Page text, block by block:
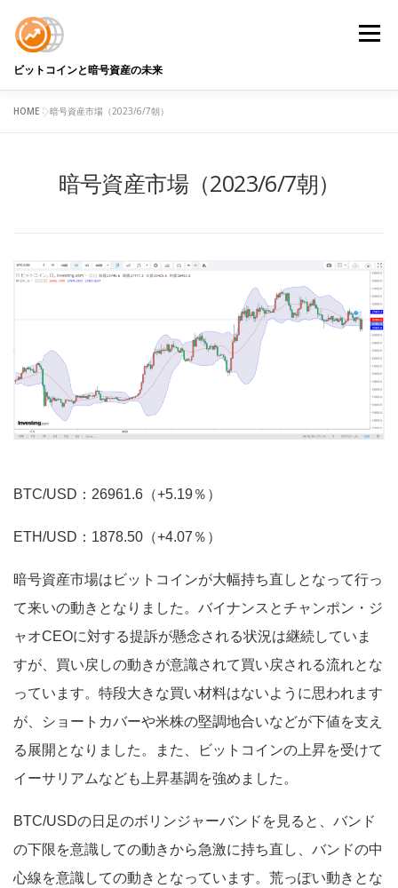
ツ
ビットコインと暗号資産の未来
メニュ
HOME >暗号資産市場（2023/6/7朝）
暗号資産市場（2023/6/7朝）
BTC/USD：26961.6（+5.19％）
ETH/USD：1878.50（+4.07％）
暗号資産市場はビットコインが大幅持ち直しとなって行っ
て来いの動きとなりました。バイナンスとチャンポン・ジ
ャオCEOに対する提訴が懸念される状況は継続していま
すが、買い戻しの動きが意識されて買い戻される流れとな
っています。特段大きな買い材料はないように思われます
が、ショートカバーや米株の堅調地合いなどが下値を支え
る展開となりました。また、ビットコインの上昇を受けて
イーサリアムなども上昇基調を強めました。
BTC/USDの日足のボリンジャーバンドを見ると、バンド
の下限を意識しての動きから急激に持ち直し、バンドの中
心線を意識しての動きとなっています。荒っぽい動きとな